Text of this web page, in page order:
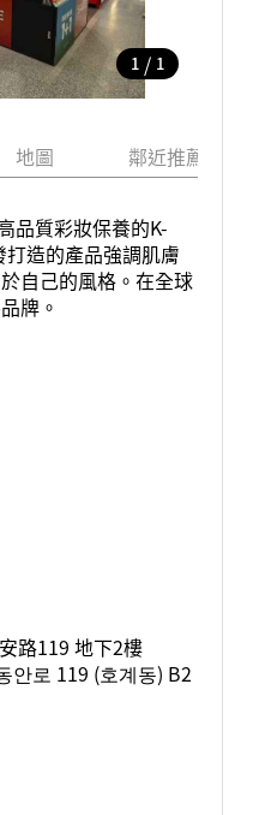
1 / 1
地圖 鄰近推薦景點
品質彩妝保養的K-
造的產品強調肌膚
自己的風格。在全球
牌。
路119 地下2樓
안로 119 (호계동) B2